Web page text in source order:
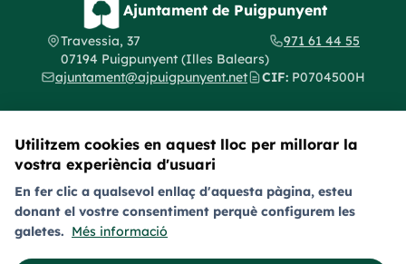
Ajuntament de Puigpunyent
Travessia, 37
07194 Puigpunyent (Illes Balears)
971 61 44 55
ajuntament@ajpuigpunyent.net CIF: P0704500H
Segueix-nos a les xarxes socials
Avís legalPolítica de privacitat
Política de provacitat en xarxes socials
Utilitzem cookies en aquest lloc per millorar la
vostra experiència d'usuari
En fer clic a qualsevol enllaç d'aquesta pàgina, esteu
donant el vostre consentiment perquè configurem les
galetes. Més informació